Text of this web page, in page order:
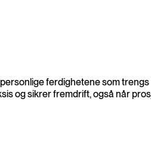
ferdighetene som trengs
og sikrer fremdrift, også når